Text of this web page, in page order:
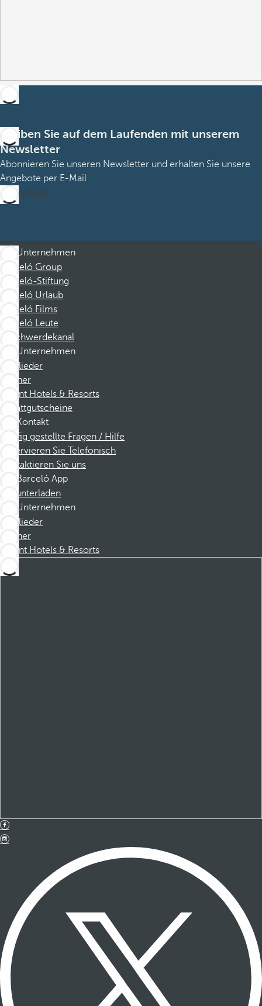
Bleiben Sie auf dem Laufenden mit unserem
Newsletter
Abonnieren Sie unseren Newsletter und erhalten Sie unsere
Angebote per E-Mail
Abonnieren
Unternehmen
Barceló Group
Barceló-Stiftung
Barceló Urlaub
Barceló Films
Barceló Leute
Beschwerdekanal
Unternehmen
Mitglieder
Partner
Dorint Hotels & Resorts
Rabattgutscheine
Kontakt
Häufig gestellte Fragen / Hilfe
Reservieren Sie Telefonisch
Kontaktieren Sie uns
Barceló App
Herunterladen
Unternehmen
Mitglieder
Partner
Dorint Hotels & Resorts